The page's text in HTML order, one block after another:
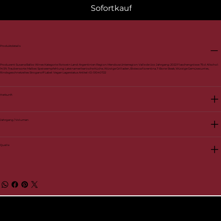
Sofortkauf
Produktdetails
Produzent: Susana Balbo Wines Kategorie: Rotwein Land: Argentinien Region: Mendoza Unterregion: Valle de Uco Jahrgang: 2022 Flaschengrösse: 75 cl Alkohol:
14.5% Traubensorte: Malbec Speiseempfehlung: Lateinamerikanische Küche, Würzige Grilladen, Bistecca fiorentina, T-Bone-Steak, Würzige Gemüsecurries,
Rindsgeschnetzeltes Stroganoff Label: Vegan Lagerstatus Artikel-ID: 51040722
Herkunft
Jahrgang / Volumen
Quelle